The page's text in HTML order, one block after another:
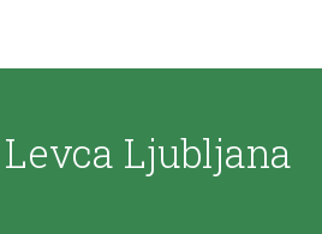
Ljubljana